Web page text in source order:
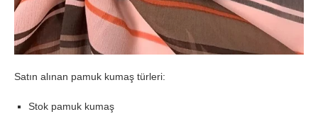
Satın alınan pamuk kumaş türleri:
Stok pamuk kumaş